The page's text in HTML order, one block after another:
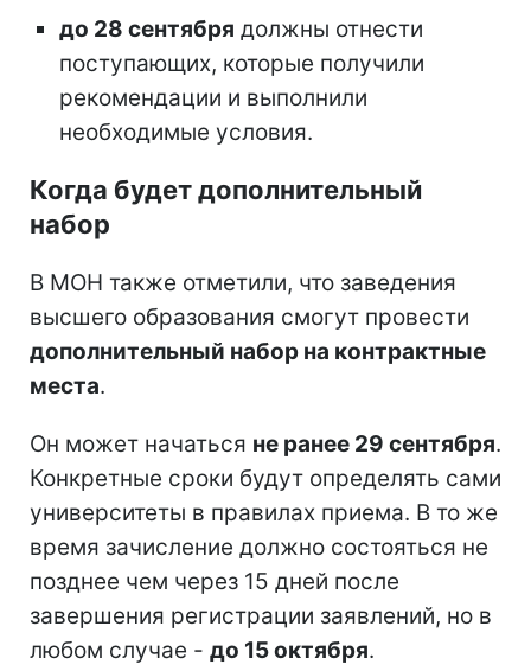
до 28 сентября должны отнести
поступающих, которые получили
рекомендации и выполнили
необходимые условия.
Когда будет дополнительный
набор
В МОН также отметили, что заведения
высшего образования смогут провести
дополнительный набор на контрактные
места.
Он может начаться не ранее 29 сентября.
Конкретные сроки будут определять сами
университеты в правилах приема. В то же
время зачисление должно состояться не
позднее чем через 15 дней после
завершения регистрации заявлений, но в
любом случае - до 15 октября.